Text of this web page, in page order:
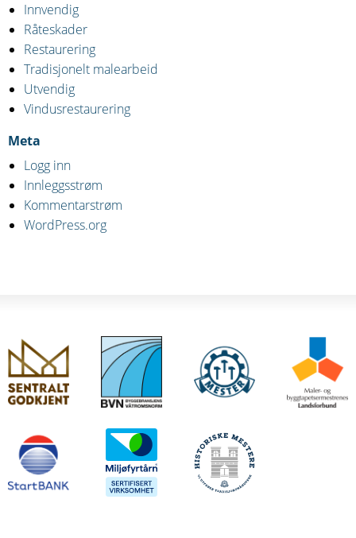
Innvendig
Råteskader
Restaurering
Tradisjonelt malearbeid
Utvendig
Vindusrestaurering
Meta
Logg inn
Innleggsstrøm
Kommentarstrøm
WordPress.org